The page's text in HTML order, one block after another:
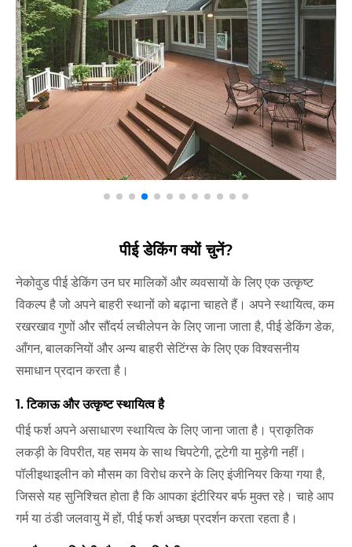
पीई डेकिंग क्यों चुनें?
नेकोवुड पीई डेकिंग उन घर मालिकों और व्यवसायों के लिए एक उत्कृष्ट
विकल्प है जो अपने बाहरी स्थानों को बढ़ाना चाहते हैं। अपने स्थायित्व, कम
रखरखाव गुणों और सौंदर्य लचीलेपन के लिए जाना जाता है, पीई डेकिंग डेक,
आँगन, बालकनियों और अन्य बाहरी सेटिंग्स के लिए एक विश्वसनीय
समाधान प्रदान करता है।
1. टिकाऊ और उत्कृष्ट स्थायित्व है
पीई फर्श अपने असाधारण स्थायित्व के लिए जाना जाता है। प्राकृतिक
लकड़ी के विपरीत, यह समय के साथ चिपटेगी, टूटेगी या मुड़ेगी नहीं।
पॉलीइथाइलीन को मौसम का विरोध करने के लिए इंजीनियर किया गया है,
जिससे यह सुनिश्चित होता है कि आपका इंटीरियर बर्फ मुक्त रहे। चाहे आप
गर्म या ठंडी जलवायु में हों, पीई फर्श अच्छा प्रदर्शन करता रहता है।